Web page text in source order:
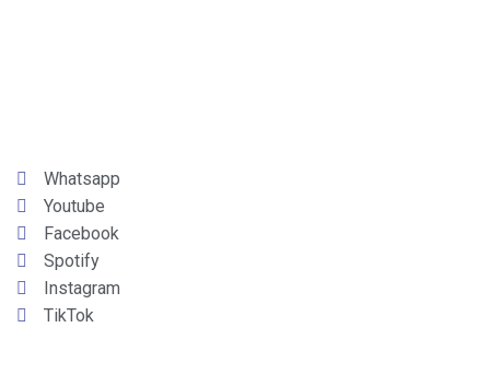
Whatsapp
Youtube
Facebook
Spotify
Instagram
TikTok